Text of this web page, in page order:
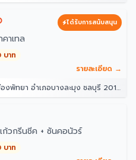
ได้รับการสนับสนุน
าเทล
บาท
รายละเอียด →
พัทยา อำเภอบางละมุง ชลบุรี 20150
วกรีนชีค + ซันคอนัวร์
บาท